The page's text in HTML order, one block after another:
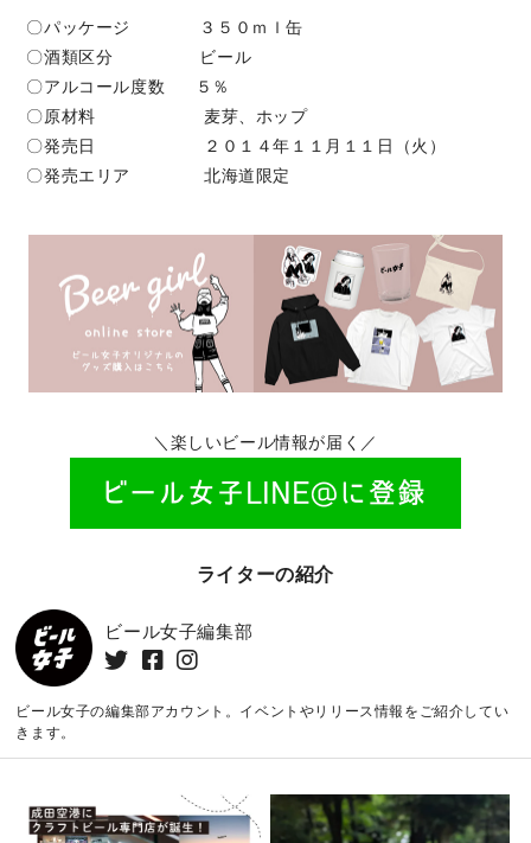
〇パッケージ ３５０ｍｌ缶
〇酒類区分 ビール
〇アルコール度数 ５％
〇原材料 麦芽、ホップ
〇発売日 ２０１４年１１月１１日（火）
〇発売エリア 北海道限定
＼楽しいビール情報が届く／
ライターの紹介
ビール女子編集部
ビール女子の編集部アカウント。イベントやリリース情報をご紹介してい
きます。